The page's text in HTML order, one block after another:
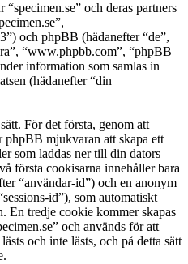
och deras partners
och phpBB (hädanefter “de”,
“www.phpbb.com”, “phpBB
information som samlas in
(hädanefter “din
För det första, genom att
phpBB mjukvaran att skapa ett
som laddas ner till din dators
första cookisarna innehåller bara
“användar-id”) och en anonym
id”), som automatiskt
En tredje cookie kommer skapas
och används för att
och inte lästs, och på detta sätt